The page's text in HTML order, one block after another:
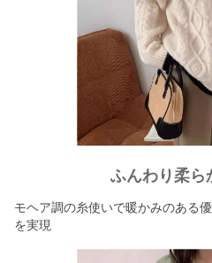
ふんわり柔ら
モヘア調の糸使いで暖かみのある
を実現